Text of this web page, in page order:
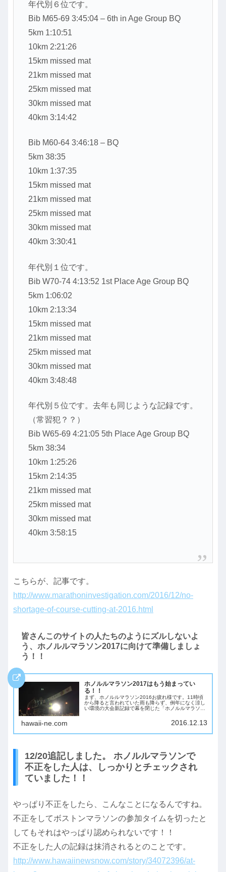
年代別６位です。
Bib M65-69 3:45:04 – 6th in Age Group BQ
5km 1:10:51
10km 2:21:26
15km missed mat
21km missed mat
25km missed mat
30km missed mat
40km 3:14:42
Bib M60-64 3:46:18 – BQ
5km 38:35
10km 1:37:35
15km missed mat
21km missed mat
25km missed mat
30km missed mat
40km 3:30:41
年代別１位です。
Bib W70-74 4:13:52 1st Place Age Group BQ
5km 1:06:02
10km 2:13:34
15km missed mat
21km missed mat
25km missed mat
30km missed mat
40km 3:48:48
年代別５位です。去年も同じような記録です。
（常習犯？？）
Bib W65-69 4:21:05 5th Place Age Group BQ
5km 38:34
10km 1:25:26
15km 2:14:35
21km missed mat
25km missed mat
30km missed mat
40km 3:58:15
こちらが、記事です。
http://www.marathoninvestigation.com/2016/12/no-
shortage-of-course-cutting-at-2016.html
皆さんこのサイトの人たちのようにズルしないよ
う、ホノルルマラソン2017に向けて準備しましょ
う！！
ホノルルマラソン2017はもう始まってい
る！！
まず、ホノルルマラソン2016お疲れ様です。11時頃
から降ると言われていた雨も降らず、例年になく涼し
い環境の大会新記録で幕を閉じた「ホノルルマラソン
（ケニア）が2時間9分39秒のコースレコ...
hawaii-ne.com 2016.12.13
12/20追記しました。 ホノルルマラソンで
不正をした人は、しっかりとチェックされ
ていました！！
やっぱり不正をしたら、こんなことになるんですね。
不正をしてボストンマラソンの参加タイムを切ったと
してもそれはやっぱり認められないです！！
不正をした人の記録は抹消されるとのことです。
http://www.hawaiinewsnow.com/story/34072396/at-